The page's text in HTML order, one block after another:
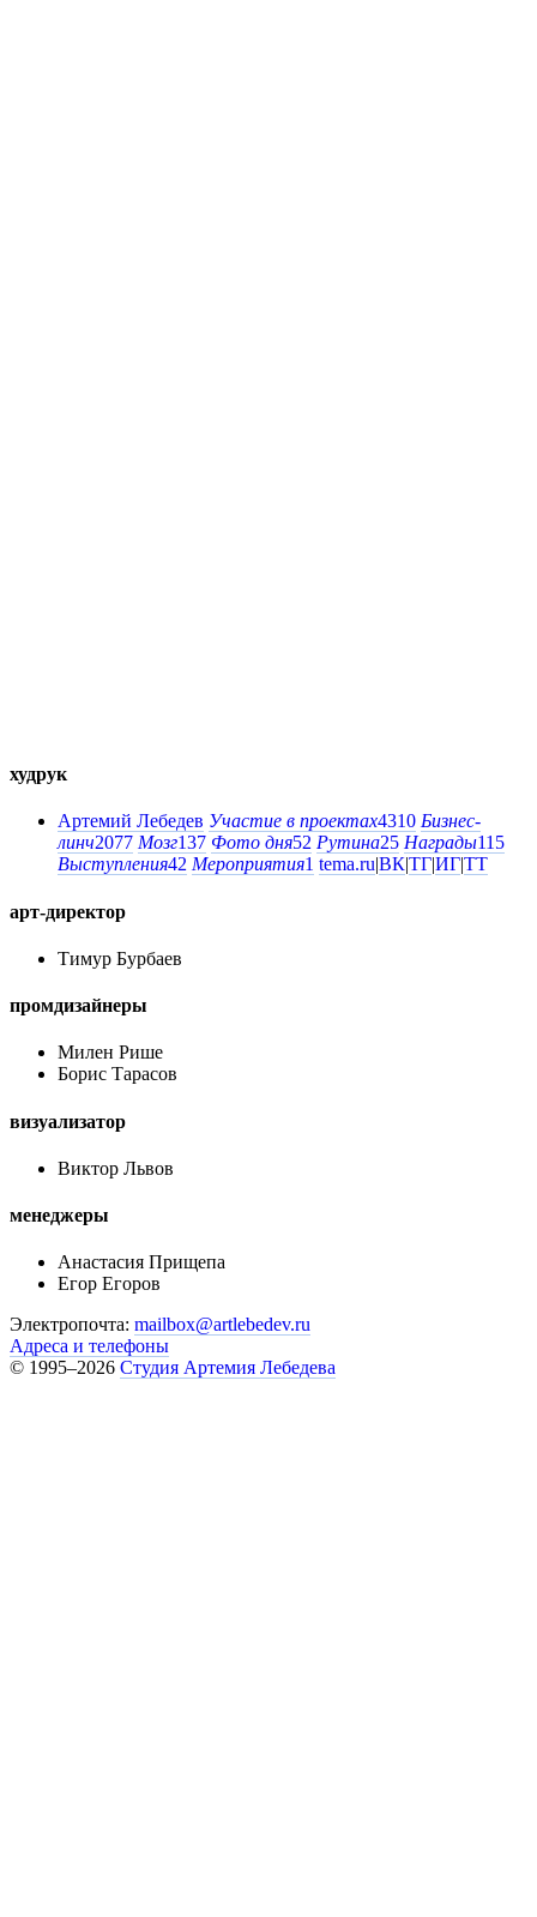
худрук
Артемий Лебедев Участие в проектах4310 Бизнес-
линч2077 Мозг137 Фото дня52 Рутина25 Награды115
Выступления42 Мероприятия1 tema.ru|ВК|ТГ|ИГ|ТТ
арт-директор
Тимур Бурбаев
промдизайнеры
Милен Рише
Борис Тарасов
визуализатор
Виктор Львов
менеджеры
Анастасия Прищепа
Егор Егоров
Электропочта: mailbox@artlebedev.ru
Адреса и телефоны
© 1995–2026 Студия Артемия Лебедева